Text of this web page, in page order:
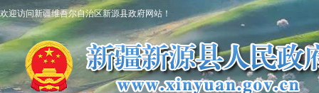
欢迎访问新疆维吾尔自治区新源县政府网站！